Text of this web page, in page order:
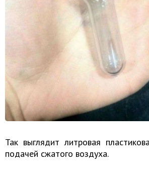
Так выглядит литровая
подачей сжатого воздуха.